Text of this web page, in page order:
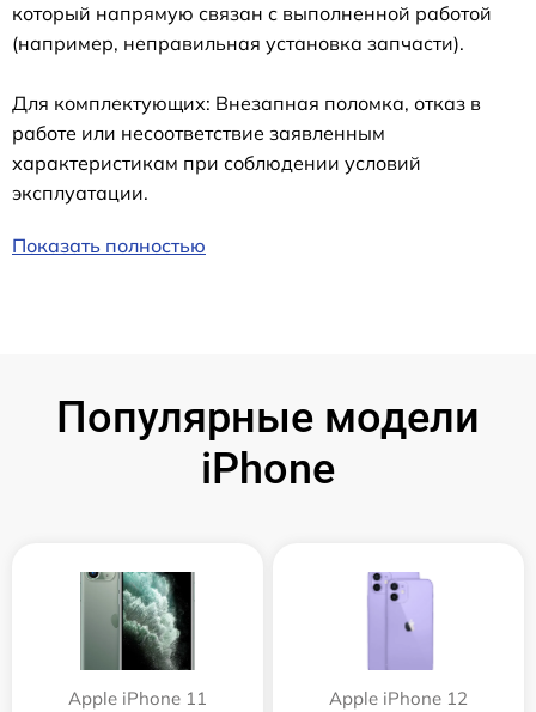
который напрямую связан с выполненной работой
(например, неправильная установка запчасти).
Для комплектующих: Внезапная поломка, отказ в
работе или несоответствие заявленным
характеристикам при соблюдении условий
эксплуатации.
Показать полностью
Популярные модели
iPhone
Apple iPhone 11 Apple iPhone 12